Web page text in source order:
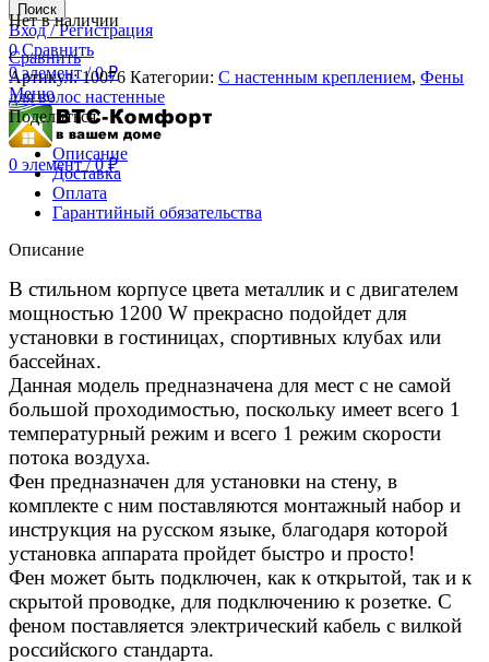
Поиск
Вход / Регистрация
0 Сравнить
0элемент / 0₽
Меню
0 элемент / 0₽
Нет в наличии
Сравнить
Артикул:10076 Категории: С настенным креплением, Фены
для волос настенные
Поделиться:
Описание
Доставка
Оплата
Гарантийный обязательства
Описание
В стильном корпусе цвета металлик и с двигателем
мощностью 1200 W прекрасно подойдет для
установки в гостиницах, спортивных клубах или
бассейнах.
Данная модель предназначена для мест с не самой
большой проходимостью, поскольку имеет всего 1
температурный режим и всего 1 режим скорости
потока воздуха.
Фен предназначен для установки на стену, в
комплекте с ним поставляются монтажный набор и
инструкция на русском языке, благодаря которой
установка аппарата пройдет быстро и просто!
Фен может быть подключен, как к открытой, так и к
скрытой проводке, для подключению к розетке. С
феном поставляется электрический кабель с вилкой
российского стандарта.